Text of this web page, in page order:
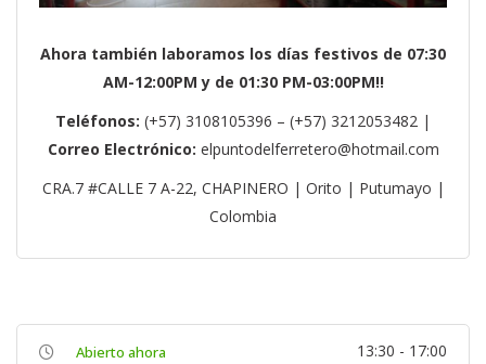
Ahora también laboramos los días festivos de 07:30
AM-12:00PM y de 01:30 PM-03:00PM!!
Teléfonos: (+57) 3108105396 – (+57) 3212053482 |
Correo Electrónico: elpuntodelferretero@hotmail.com
CRA.7 #CALLE 7 A-22, CHAPINERO | Orito | Putumayo |
Colombia
Abierto ahora 13:30 - 17:00